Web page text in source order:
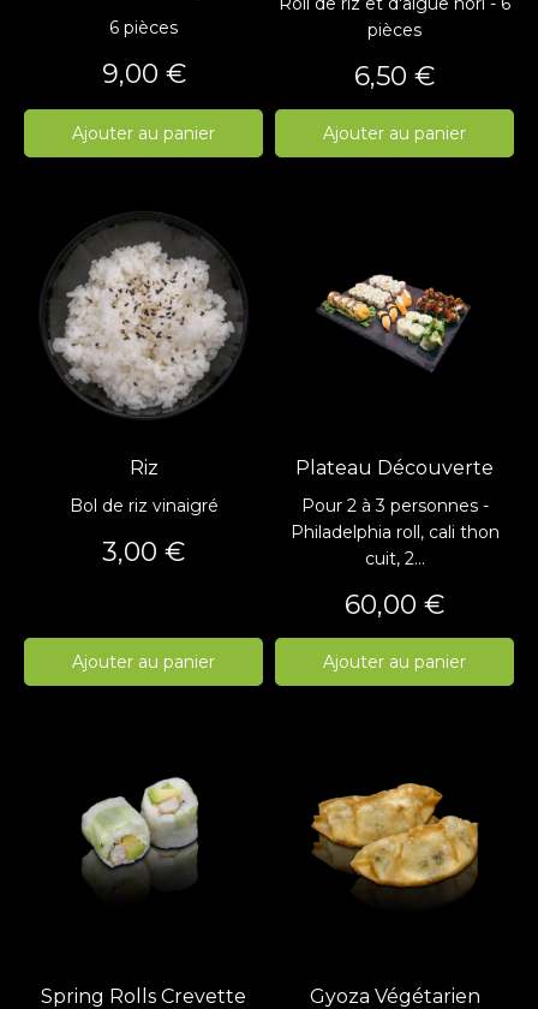
6 pièces
Prix
9,00 €
Ajouter au panier
pièces
Prix
6,50 €
Ajouter au panier
Riz
Bol de riz vinaigré
Prix
3,00 €
Ajouter au panier
Plateau Découverte
Pour 2 à 3 personnes -
Philadelphia roll, cali thon
cuit, 2...
Prix
60,00 €
Ajouter au panier
Spring Rolls Crevette Gyoza Végétarien